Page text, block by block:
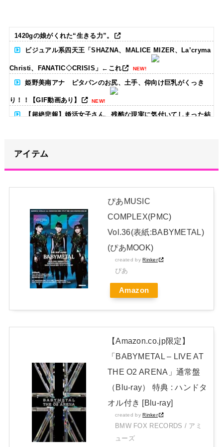
1420gの娘がくれた“生きる力”。
ビジュアル系四天王「SHAZNA、MALICE MIZER、La’cryma
Christi、FANATIC◇CRISIS」←これ NEW!
姫野美南アナ ピタパンのお尻、土手、仰向け巨乳がくっき
り！！【GIF動画あり】 NEW!
【超絶悲報】婚活女子さん、残酷な現実に気付いてしまった結
【画像】この声優のおしり NEW!
日本独自企画・限定生産盤「METAL FORTH (DELUXE
JAPAN EDITION)」着弾
【BABYMETAL】METAL FORTH DELUXE JAPAN EDITION
開封レビュー!
アイテム
ぴあMUSIC
COMPLEX(PMC)
Vol.36(表紙:BABYMETAL)
(ぴあMOOK)
created byRinker
ぴあ
Amazon
【Amazon.co.jp限定】
「BABYMETAL – LIVE AT
THE O2 ARENA」通常盤
（Blu-ray） 特典 : ハンドタ
オル付き [Blu-ray]
created byRinker
BMW FOX RECORDS / アミ
ューズ